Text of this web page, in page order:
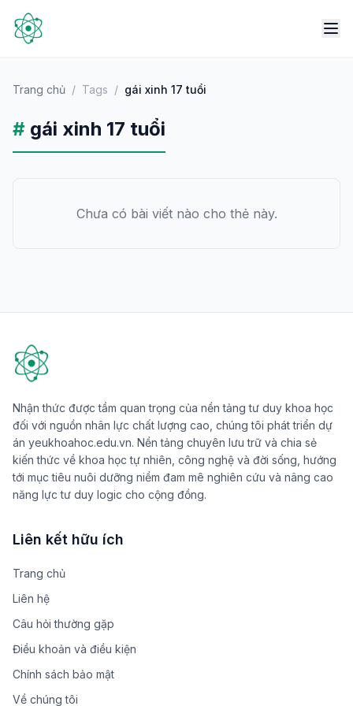
Trang chủ / Tags / gái xinh 17 tuổi
# gái xinh 17 tuổi
Chưa có bài viết nào cho thẻ này.
Nhận thức được tầm quan trọng của nền tảng tư duy khoa học
đối với nguồn nhân lực chất lượng cao, chúng tôi phát triển dự
án yeukhoahoc.edu.vn. Nền tảng chuyên lưu trữ và chia sẻ
kiến thức về khoa học tự nhiên, công nghệ và đời sống, hướng
tới mục tiêu nuôi dưỡng niềm đam mê nghiên cứu và nâng cao
năng lực tư duy logic cho cộng đồng.
Liên kết hữu ích
Trang chủ
Liên hệ
Câu hỏi thường gặp
Điều khoản và điều kiện
Chính sách bảo mật
Về chúng tôi